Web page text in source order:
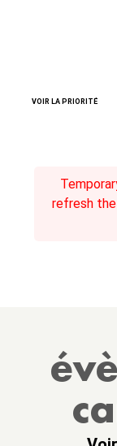
VOIR LA PRIORITÉ
refresh